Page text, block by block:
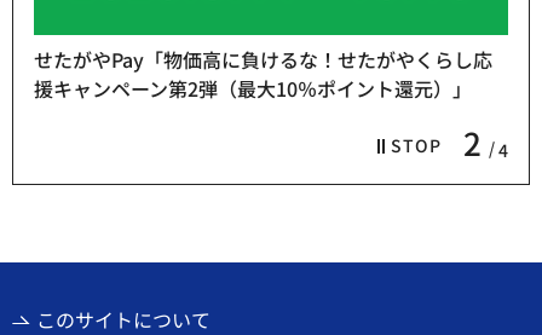
STOP 2 4
せたがやPay「物価高に負けるな！せたがやくらし応
援キャンペーン第2弾（最大10％ポイント還元）」
このサイトについて